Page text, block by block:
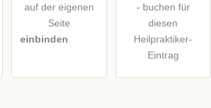
auf der eigenen
Seite
einbinden
- buchen für
diesen
Heilpraktiker-
Eintrag